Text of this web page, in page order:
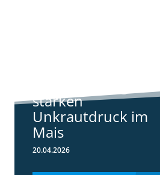
starken
Unkrautdruck im
Mais
20.04.2026